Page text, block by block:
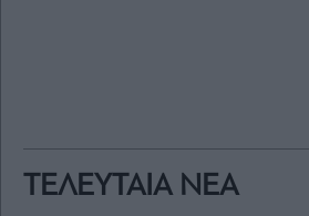
ΤΕΛΕΥΤΑΙΑ ΝΕΑ